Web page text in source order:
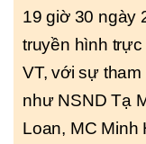
19 giờ 30 ngày
truyền hình
VT, với sự
như NSND Tạ
Loan, MC Minh